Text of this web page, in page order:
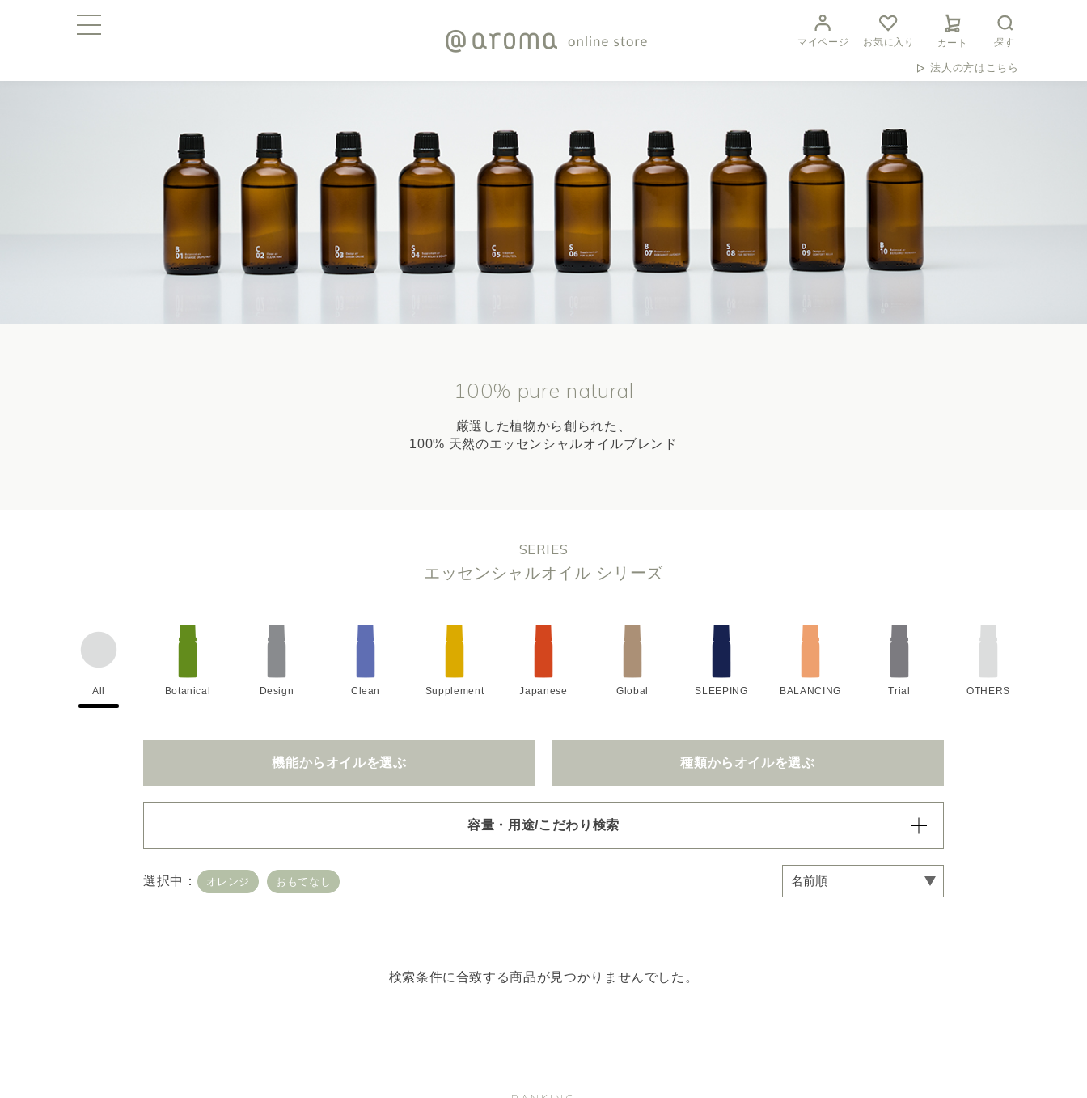
マイページ お気に入り カート 探す
法人の方はこちら
100% pure natural
厳選した植物から創られた、
100% 天然のエッセンシャルオイルブレンド
SERIES
エッセンシャルオイル シリーズ
All Botanical Design Clean Supplement Japanese Global SLEEPING BALANCING Trial OTHERS
機能からオイルを選ぶ 種類からオイルを選ぶ
容量・用途/こだわり検索
用途・機能・種類 の項目ごとに選択肢からひとつずつ選択できます。選択するたびに絞り込まれていき、項目内での
複数選択はできません。
大容量オイル250/450ml ピエゾ専用オイル ブランチ・スティック専用オイル
選択中： オレンジ おもてなし
検索条件に合致する商品が見つかりませんでした。